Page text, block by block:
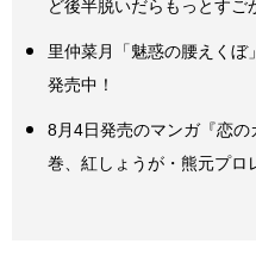
ど後半脱いだらもっとすご
里仲菜月「魅惑の腰えくぼ
発売中！
8月4日発売のマンガ『恋の
巻、紅しょうが・熊元プロ